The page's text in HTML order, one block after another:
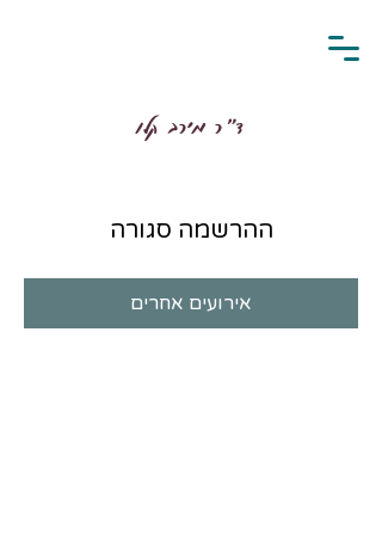
ד״ר מירב קלו
ההרשמה סגורה
אירועים אחרים